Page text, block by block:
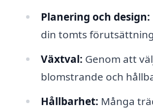
Planering och design:
din tomts
Växtval: Genom att
blomstrande och
Hållbarhet: Många